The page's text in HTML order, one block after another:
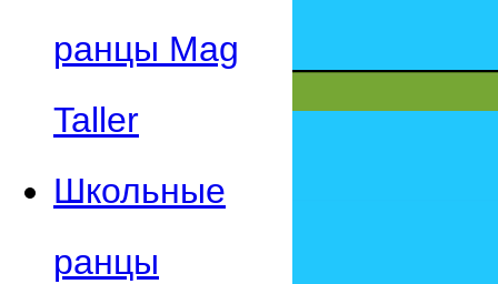
ранцы Mag
Taller
Школьные
ранцы